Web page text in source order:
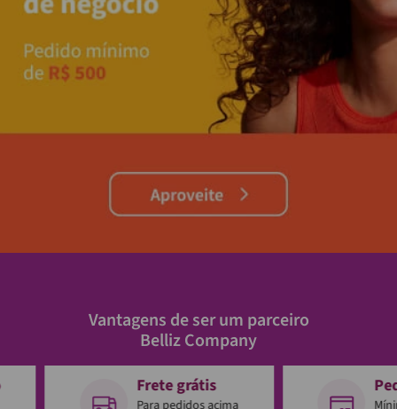
Vantagens de ser um parceiro
Belliz Company
Frete grátis